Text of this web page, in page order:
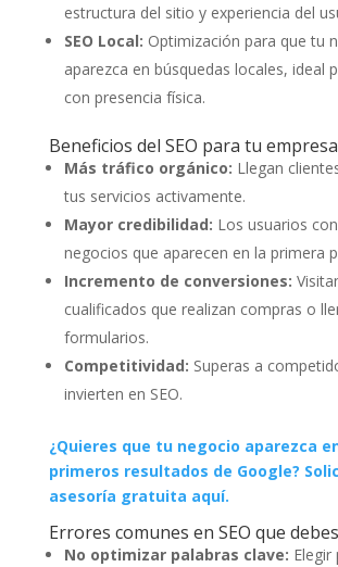
estructura del sitio y experiencia del
SEO Local: Optimización para que tu
aparezca en búsquedas locales, ideal
con presencia física.
Beneficios del SEO para tu empresa
Más tráfico orgánico: Llegan
tus servicios activamente.
Mayor credibilidad: Los usuarios
negocios que aparecen en la primera
Incremento de conversiones:
cualificados que realizan compras o
formularios.
Competitividad: Superas a
invierten en SEO.
¿Quieres que tu negocio aparezca
primeros resultados de Google?
asesoría gratuita aquí.
Errores comunes en SEO que
No optimizar palabras clave: Elegir